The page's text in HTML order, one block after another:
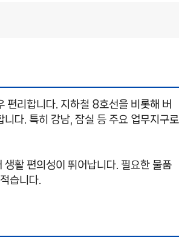
편리합니다. 지하철 8호선을 비롯해 버
다. 특히 강남, 잠실 등 주요 업무지구로
활 편의성이 뛰어납니다. 필요한 물품
습니다.